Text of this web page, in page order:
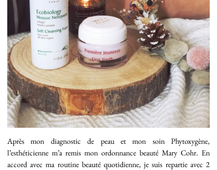
Après mon diagnostic de peau et mon soin Phytoxygène,
l’esthéticienne m’a remis mon ordonnance beauté Mary Cohr. En
accord avec ma routine beauté quotidienne, je suis repartie avec 2